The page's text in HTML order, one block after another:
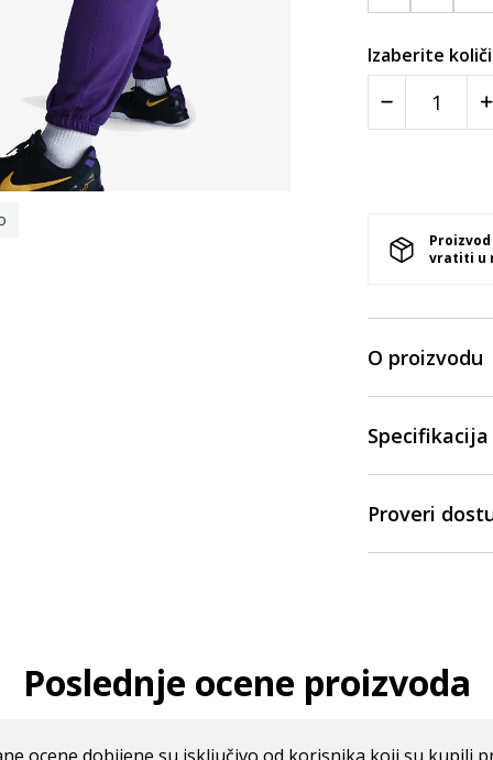
Izaberite
vratiti u
O proizvodu
Specifikacija
Proveri
Poslednje ocene proizvoda